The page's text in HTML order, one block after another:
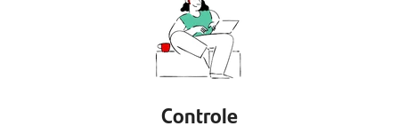
Controle